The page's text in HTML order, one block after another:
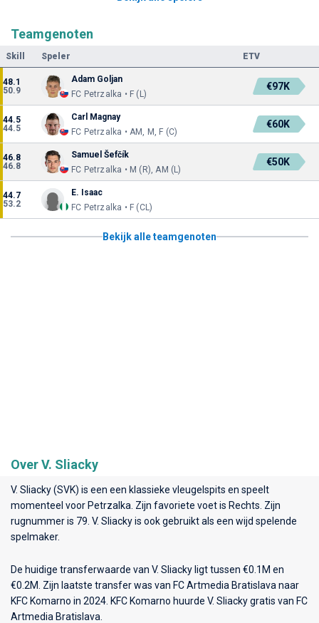
Teamgenoten
Skill Speler ETV
48.1
50.9
Adam Goljan
FC Petrzalka • F (L)
€97K
44.5
44.5
Carl Magnay
FC Petrzalka • AM, M, F (C)
€60K
46.8
46.8
Samuel Šefčík
FC Petrzalka • M (R), AM (L)
€50K
44.7
53.2
E. Isaac
FC Petrzalka • F (CL)
Bekijk alle teamgenoten
Over V. Sliacky
V. Sliacky (SVK) is een een klassieke vleugelspits en speelt
momenteel voor Petrzalka . Zijn favoriete voet is Rechts. Zijn
rugnummer is 79. V. Sliacky is ook gebruikt als een wijd spelende
spelmaker.
De huidige transferwaarde van V. Sliacky ligt tussen €0.1M en
€0.2M. Zijn laatste transfer was van FC Artmedia Bratislava naar
KFC Komarno in 2024. KFC Komarno huurde V. Sliacky gratis van FC
Artmedia Bratislava.